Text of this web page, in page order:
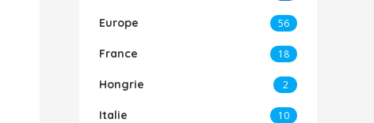
Europe 56
France 18
Hongrie 2
Italie 10